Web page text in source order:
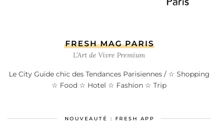
FRESH MAG PARIS
L’Art de Vivre Premium
Le City Guide chic des Tendances Parisiennes / ☆ Shopping
☆ Food ☆ Hotel ☆ Fashion ☆ Trip
NOUVEAUTÉ : FRESH APP